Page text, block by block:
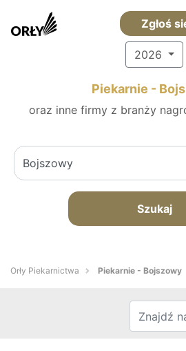
Zgłoś
2026
Piekarnie -
oraz inne firmy z branży
Szukaj
Orły Piekarnictwa Piekarnie - Bojszowy